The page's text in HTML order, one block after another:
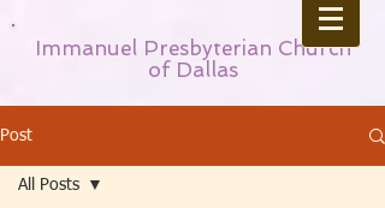
Immanuel Presbyterian Church
of Dallas
Post
All Posts